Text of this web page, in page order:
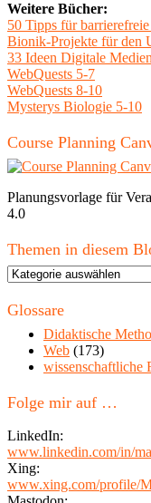
Weitere Bücher:
50 Tipps für
Bionik-Projekte für den
33 Ideen Digitale
WebQuests 5-7
WebQuests 8-10
Mysterys Biologie 5-10
Course Planning
Planungsvorlage für
4.0
Themen in diesem
Themen
diesem
Glossare
Didaktische
Web (173)
wissenschaftliche
Folge mir auf …
LinkedIn:
www.linkedin.com/in/
Xing:
www.xing.com/profile/